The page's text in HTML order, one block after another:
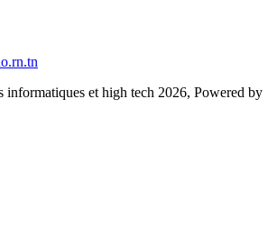
et high tech 2026, Powered by